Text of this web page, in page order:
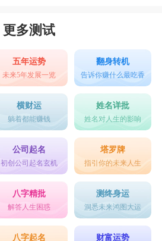
更多测试
五年运势
未来5年发展一览
翻身转机
告诉你赚什么最吃香
横财运
躺着都能赚钱
姓名详批
姓名对人生的影响
公司起名
初创公司起名玄机
塔罗牌
指引你的未来人生
八字精批
解答人生困惑
测终身运
洞悉未来鸿图大运
八字起名 财富运势